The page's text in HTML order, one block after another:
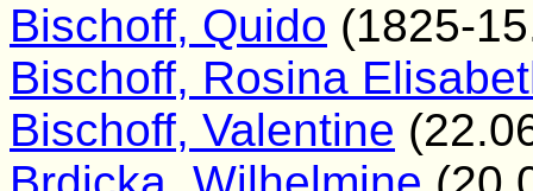
Bischoff, Quido (1825-
Bischoff, Rosina
Bischoff, Valentine